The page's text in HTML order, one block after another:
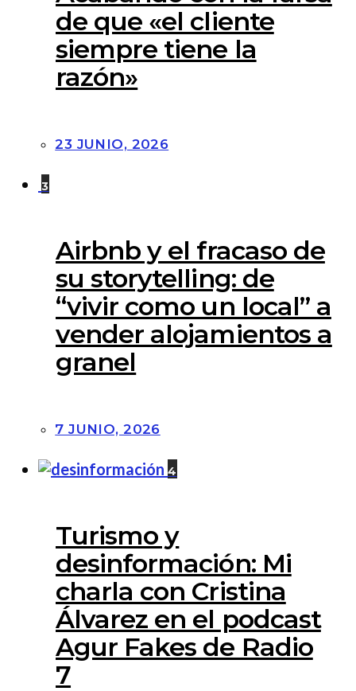
de que «el cliente
siempre tiene la
razón»
23 JUNIO, 2026
3
Airbnb y el fracaso de
su storytelling: de
“vivir como un local” a
vender alojamientos a
granel
7 JUNIO, 2026
4
Turismo y
desinformación: Mi
charla con Cristina
Álvarez en el podcast
Agur Fakes de Radio
7